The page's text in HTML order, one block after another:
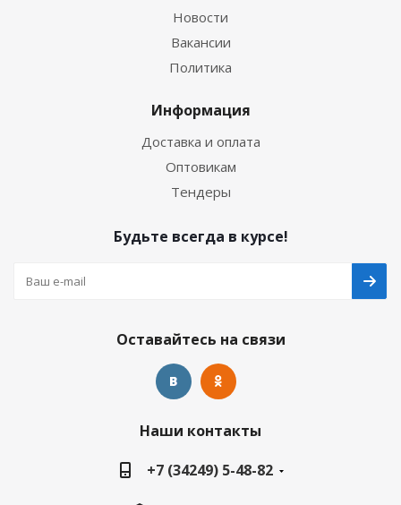
Новости
Вакансии
Политика
Информация
Доставка и оплата
Оптовикам
Тендеры
Будьте всегда в курсе!
Оставайтесь на связи
Наши контакты
+7 (34249) 5-48-82